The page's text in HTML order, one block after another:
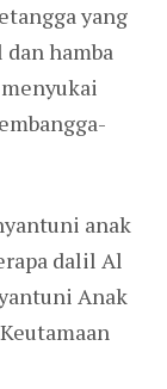
yang
hamba
anak
dalil Al
Anak